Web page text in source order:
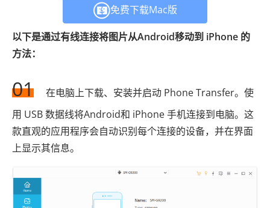
免费下载Mac版
以下是通过有线连接将图片从Android移动到 iPhone 的
方法：
01
在电脑上下载、安装并启动 Phone Transfer。使
用 USB 数据线将Android和 iPhone 手机连接到电脑。这
款直观的应用程序会自动识别每个连接的设备，并在界面
上显示其信息。